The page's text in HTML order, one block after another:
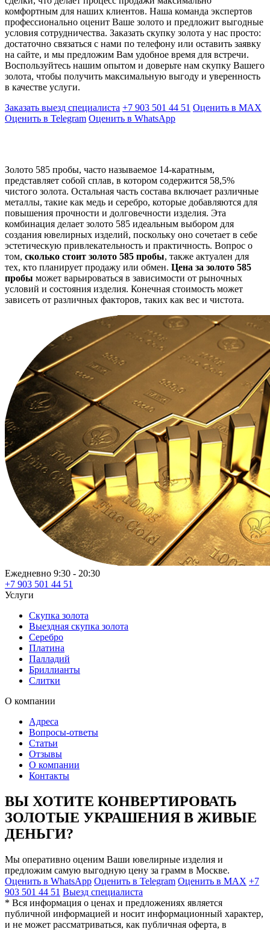
комфортным для наших клиентов. Наша команда экспертов
профессионально оценит Ваше золото и предложит выгодные
условия сотрудничества. Заказать скупку золота у нас просто:
достаточно связаться с нами по телефону или оставить заявку
на сайте, и мы предложим Вам удобное время для встречи.
Воспользуйтесь нашим опытом и доверьте нам скупку Вашего
золота, чтобы получить максимальную выгоду и уверенность
в качестве услуги.
Заказать выезд специалиста +7 903 501 44 51 Оценить в MAX
Оценить в Telegram Оценить в WhatsApp
Золото 585 пробы, часто называемое 14-каратным,
представляет собой сплав, в котором содержится 58,5%
чистого золота. Остальная часть состава включает различные
металлы, такие как медь и серебро, которые добавляются для
повышения прочности и долговечности изделия. Эта
комбинация делает золото 585 идеальным выбором для
создания ювелирных изделий, поскольку оно сочетает в себе
эстетическую привлекательность и практичность. Вопрос о
том, сколько стоит золото 585 пробы, также актуален для
тех, кто планирует продажу или обмен. Цена за золото 585
пробы может варьироваться в зависимости от рыночных
условий и состояния изделия. Конечная стоимость может
зависеть от различных факторов, таких как вес и чистота.
Ежедневно 9:30 - 20:30
+7 903 501 44 51
Услуги
Скупка золота
Выездная скупка золота
Серебро
Платина
Палладий
Бриллианты
Слитки
О компании
Адреса
Вопросы-ответы
Статьи
Отзывы
О компании
Контакты
ВЫ ХОТИТЕ КОНВЕРТИРОВАТЬ
ЗОЛОТЫЕ УКРАШЕНИЯ В ЖИВЫЕ
ДЕНЬГИ?
Мы оперативно оценим Ваши ювелирные изделия и
предложим самую выгодную цену за грамм в Москве.
Оценить в WhatsApp Оценить в Telegram Оценить в MAX +7
903 501 44 51 Выезд специалиста
* Вся информация о ценах и предложениях является
публичной информацией и носит информационный характер,
и не может рассматриваться, как публичная оферта, в